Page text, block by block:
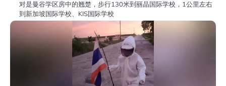
对是曼谷学区房中的翘楚，步行130米到丽晶国际学校，1公里左右
到新加坡国际学校、KIS国际学校